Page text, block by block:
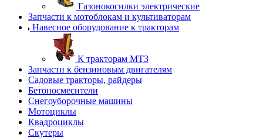
Газонокосилки электрические
Запчасти к мотоблокам и культиваторам
Навесное оборудование к тракторам
К тракторам МТЗ
Запчасти к бензиновым двигателям
Садовые тракторы, райдеры
Бетоносмесители
Снегоуборочные машины
Мотоциклы
Квадроциклы
Скутеры